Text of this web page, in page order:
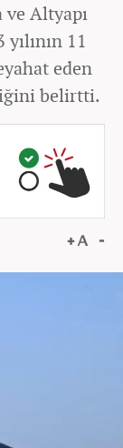
ve Altyapı
11
eden
belirtti.